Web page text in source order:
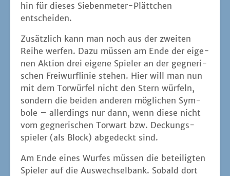
hin für die­ses Sie­ben­me­ter-Plätt­chen
entscheiden.
Zusätz­lich kann man noch aus der zwei­ten
Rei­he wer­fen. Dazu müs­sen am Ende der eige­
nen Akti­on drei eige­ne Spie­ler an der geg­ne­ri­
schen Frei­wurf­li­nie ste­hen. Hier will man nun
mit dem Tor­wür­fel nicht den Stern wür­feln,
son­dern die bei­den ande­ren mög­li­chen Sym­
bo­le – aller­dings nur dann, wenn die­se nicht
vom geg­ne­ri­schen Tor­wart bzw. Deckungs­
spie­ler (als Block) abge­deckt sind.
Am Ende eines Wur­fes müs­sen die betei­lig­ten
Spie­ler auf die Aus­wech­sel­bank. Sobald dort